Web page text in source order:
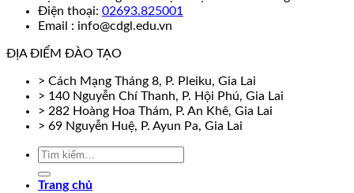
Điện thoại: 02693.825001
Email : info@cdgl.edu.vn
ĐỊA ĐIỂM ĐÀO TẠO
> Cách Mạng Tháng 8, P. Pleiku, Gia Lai
> 140 Nguyễn Chí Thanh, P. Hội Phú, Gia Lai
> 282 Hoàng Hoa Thám, P. An Khê, Gia Lai
> 69 Nguyễn Huệ, P. Ayun Pa, Gia Lai
Trang chủ